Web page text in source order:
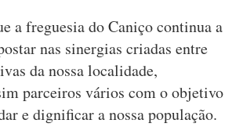
a freguesia do Caniço continua a
nas sinergias criadas entre
da nossa localidade,
parceiros vários com o objetivo
e dignificar a nossa população.